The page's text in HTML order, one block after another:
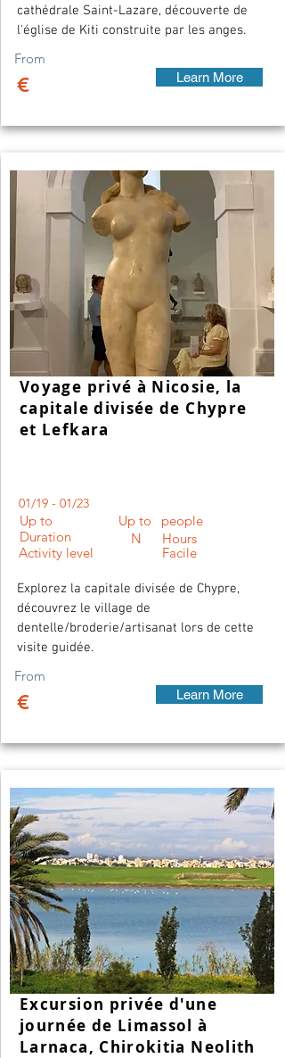
cathédrale Saint-Lazare, découverte de
l'église de Kiti construite par les anges.
From
€ Learn More
Voyage privé à Nicosie, la
capitale divisée de Chypre
et Lefkara
01/19 - 01/23
Up to
Up to
Duration
N
Activity level
people
Hours
Facile
Explorez la capitale divisée de Chypre,
découvrez le village de
dentelle/broderie/artisanat lors de cette
visite guidée.
From
€ Learn More
Excursion privée d'une
journée de Limassol à
Larnaca, Chirokitia Neolith